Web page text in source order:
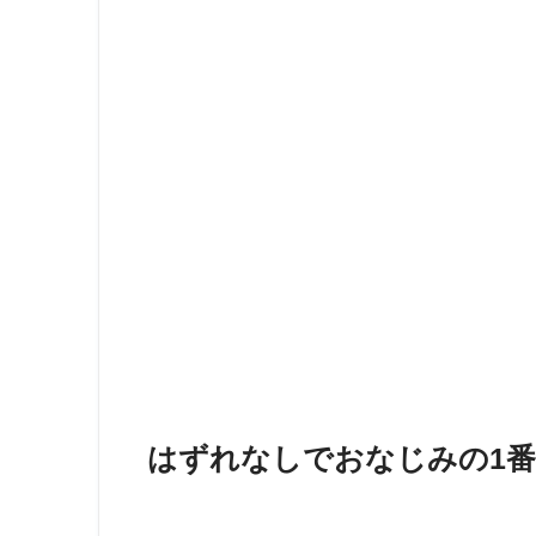
はずれなしでおなじみの1